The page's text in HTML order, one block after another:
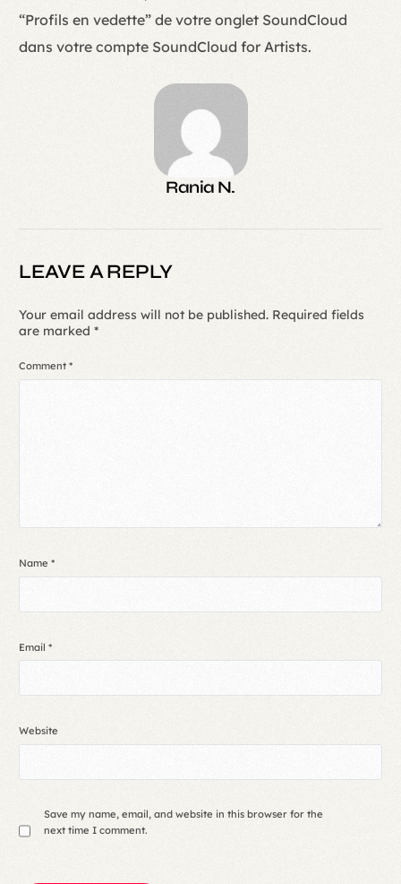
“Profils en vedette” de votre onglet SoundCloud
dans votre compte SoundCloud for Artists.
Rania N.
LEAVE A REPLY
Your email address will not be published. Required fields
are marked*
Comment*
Name*
Email*
Website
Save my name, email, and website in this browser for the
next time I comment.